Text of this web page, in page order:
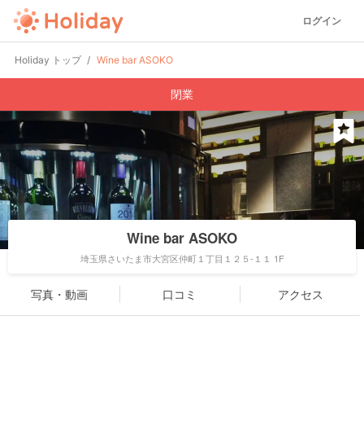
ログイン
Holiday トップ Wine bar ASOKO
閉業
Wine bar ASOKO
埼玉県さいたま市大宮区仲町１丁目１２５-１１ 1F
写真・動画 口コミ アクセス